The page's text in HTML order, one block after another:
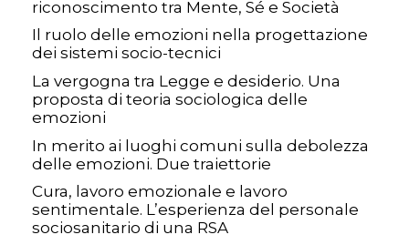
riconoscimento tra Mente, Sé e Società
Il ruolo delle emozioni nella progettazione
dei sistemi socio-tecnici
La vergogna tra Legge e desiderio. Una
proposta di teoria sociologica delle
emozioni
In merito ai luoghi comuni sulla debolezza
delle emozioni. Due traiettorie
Cura, lavoro emozionale e lavoro
sentimentale. L’esperienza del personale
sociosanitario di una RSA